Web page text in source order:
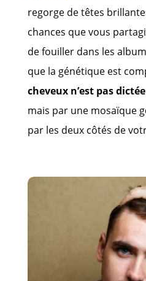
regorge de têtes
chances que vous
de fouiller dans les
que la génétique est
cheveux n’est pas
mais par une mosaïque
par les deux côtés de